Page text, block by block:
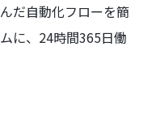
だ自動化フローを簡
に、24時間365日働